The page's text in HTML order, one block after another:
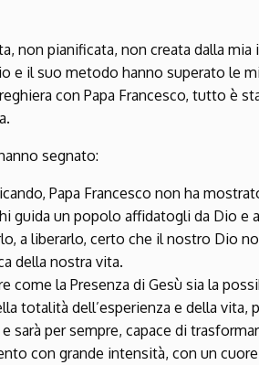
non pianificata, non creata dalla mia
e il suo metodo hanno superato le
con Papa Francesco, tutto è
segnato:
Papa Francesco non ha
guida un popolo affidatogli da Dio e
a liberarlo, certo che il nostro Dio
della nostra vita.
come la Presenza di Gesù sia la
totalità dell’esperienza e della vita,
sarà per sempre, capace di
con grande intensità, con un